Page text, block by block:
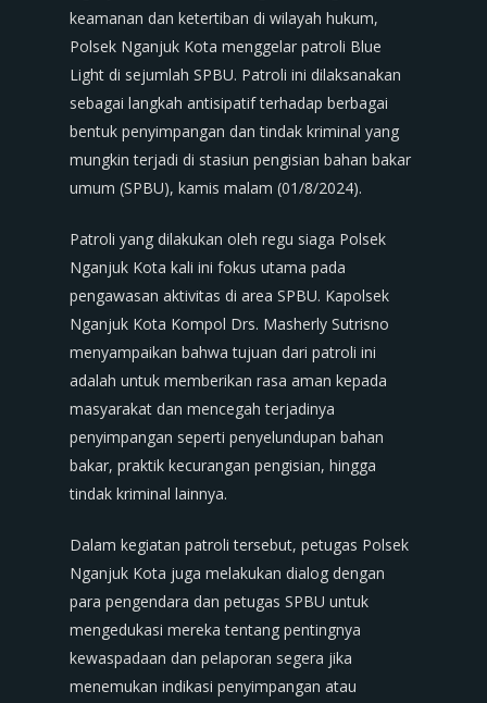
keamanan dan ketertiban di wilayah hukum,
Polsek Nganjuk Kota menggelar patroli Blue
Light di sejumlah SPBU. Patroli ini dilaksanakan
sebagai langkah antisipatif terhadap berbagai
bentuk penyimpangan dan tindak kriminal yang
mungkin terjadi di stasiun pengisian bahan bakar
umum (SPBU), kamis malam (01/8/2024).
Patroli yang dilakukan oleh regu siaga Polsek
Nganjuk Kota kali ini fokus utama pada
pengawasan aktivitas di area SPBU. Kapolsek
Nganjuk Kota Kompol Drs. Masherly Sutrisno
menyampaikan bahwa tujuan dari patroli ini
adalah untuk memberikan rasa aman kepada
masyarakat dan mencegah terjadinya
penyimpangan seperti penyelundupan bahan
bakar, praktik kecurangan pengisian, hingga
tindak kriminal lainnya.
Dalam kegiatan patroli tersebut, petugas Polsek
Nganjuk Kota juga melakukan dialog dengan
para pengendara dan petugas SPBU untuk
mengedukasi mereka tentang pentingnya
kewaspadaan dan pelaporan segera jika
menemukan indikasi penyimpangan atau